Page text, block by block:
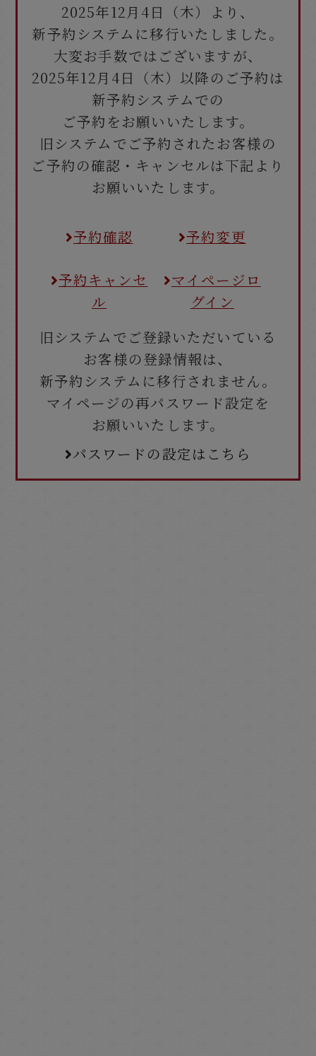
2025年12月4日（木）より、
新予約システムに移行いたしました。
大変お手数ではございますが、
2025年12月4日（木）以降のご予約は
新予約システムでの
ご予約をお願いいたします。
旧システムでご予約されたお客様の
ご予約の確認・キャンセルは下記より
お願いいたします。
予約確認 予約変更
予約キャンセ
ル
マイページロ
グイン
旧システムでご登録いただいている
お客様の登録情報は、
新予約システムに移行されません。
マイページの再パスワード設定を
お願いいたします。
パスワードの設定はこちら